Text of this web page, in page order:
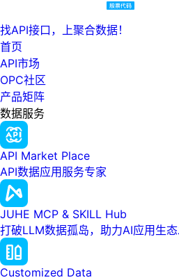
找API接口，上聚合数据！
首页
API市场
OPC社区
产品矩阵
数据服务
API Market Place
API数据应用服务专家
JUHE MCP & SKILL Hub
打破LLM数据孤岛，助力AI应用生态
Customized Data